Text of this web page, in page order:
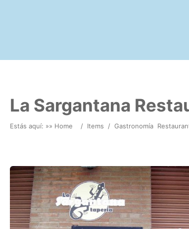
La Sargantana
Estás aquí: »» Home / Items / Gastronomía